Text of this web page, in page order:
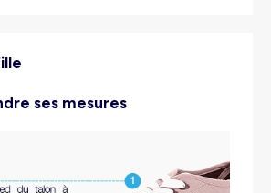
ses mesures